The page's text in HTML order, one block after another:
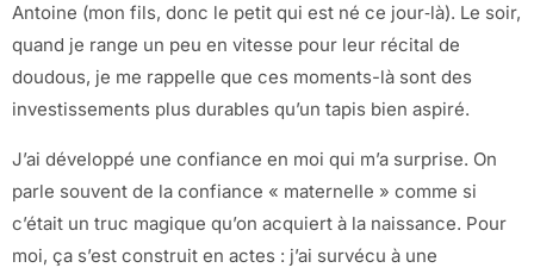
Antoine (mon fils, donc le petit qui est né ce jour‑là). Le soir,
quand je range un peu en vitesse pour leur récital de
doudous, je me rappelle que ces moments-là sont des
investissements plus durables qu’un tapis bien aspiré.
J’ai développé une confiance en moi qui m’a surprise. On
parle souvent de la confiance « maternelle » comme si
c’était un truc magique qu’on acquiert à la naissance. Pour
moi, ça s’est construit en actes : j’ai survécu à une